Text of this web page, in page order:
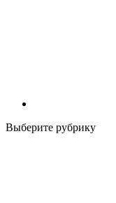
Выберите рубрику